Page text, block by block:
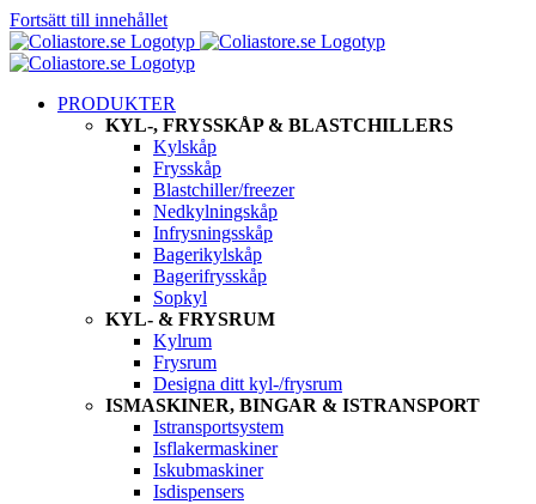
Fortsätt till innehållet
PRODUKTER
KYL-, FRYSSKÅP & BLASTCHILLERS
Kylskåp
Frysskåp
Blastchiller/freezer
Nedkylningskåp
Infrysningsskåp
Bagerikylskåp
Bagerifrysskåp
Sopkyl
KYL- & FRYSRUM
Kylrum
Frysrum
Designa ditt kyl-/frysrum
ISMASKINER, BINGAR & ISTRANSPORT
Istransportsystem
Isflakermaskiner
Iskubmaskiner
Isdispensers